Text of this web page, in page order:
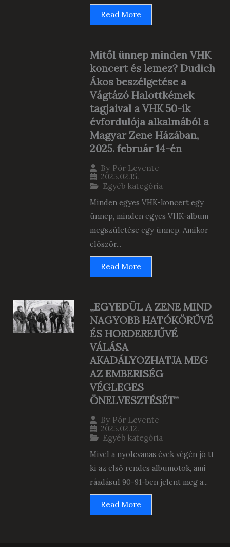
Read More
Mitől ünnep minden VHK
koncert és lemez? Dudich
Ákos beszélgetése a
Vágtázó Halottkémek
tagjaival a VHK 50-ik
évfordulója alkalmából a
Magyar Zene Házában,
2025. február 14-én
By Pór Levente
2025.02.15.
Egyéb kategória
Minden egyes VHK-koncert egy
ünnep, minden egyes VHK-album
megszületése egy ünnep. Amikor
először...
Read More
„EGYEDÜL A ZENE MIND
NAGYOBB HATÓKÖRŰVÉ
ÉS HORDEREJŰVÉ
VÁLÁSA
AKADÁLYOZHATJA MEG
AZ EMBERISÉG
VÉGLEGES
ÖNELVESZTÉSÉT”
By Pór Levente
2025.02.12.
Egyéb kategória
Mivel a nyolcvanas évek végén jö tt
ki az első rendes albumotok, ami
ráadásul 90-91-ben jelent meg a...
Read More